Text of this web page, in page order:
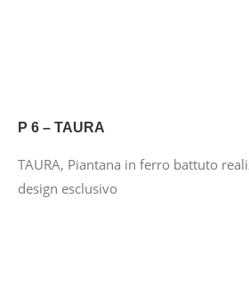
P 6 – TAURA
TAURA, Piantana in ferro battuto
design esclusivo